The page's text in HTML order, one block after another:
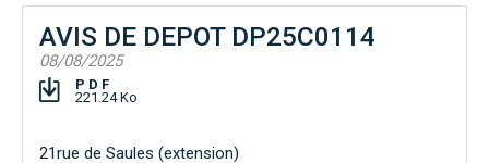
AVIS DE DEPOT DP25C0114
08/08/2025
PDF
221.24 Ko
21rue de Saules (extension)